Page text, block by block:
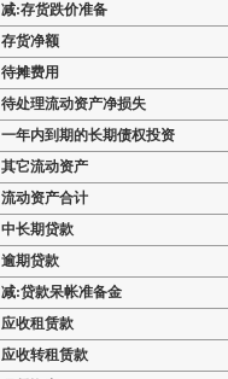
减:存货跌价准备
存货净额
待摊费用
待处理流动资产净损失
一年内到期的长期债权投资
其它流动资产
流动资产合计
中长期贷款
逾期贷款
减:贷款呆帐准备金
应收租赁款
应收转租赁款